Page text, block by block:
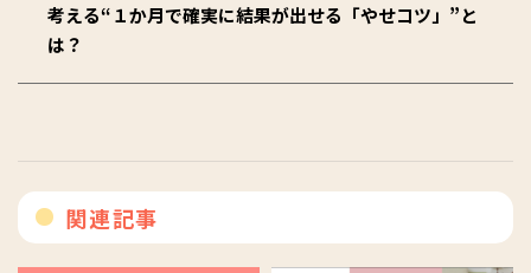
考える“１か月で確実に結果が出せる「やせコツ」”と
は？
関連記事